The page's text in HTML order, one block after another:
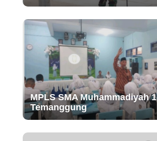
MPLS SMA Muhammadiyah 1
Temanggung